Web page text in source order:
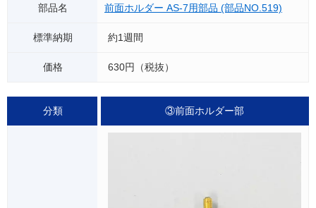
前面ホルダー AS-7用部品 (部品NO.519)
約1週間
630円（税抜）
③前面ホルダー部